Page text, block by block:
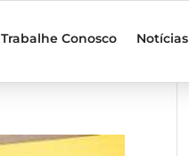
Trabalhe Conosco Notícias